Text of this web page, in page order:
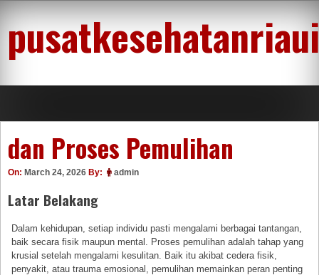
content
dan Proses Pemulihan
On: March 24, 2026 By: admin
Latar Belakang
Dalam kehidupan, setiap individu pasti mengalami berbagai tantangan,
baik secara fisik maupun mental. Proses pemulihan adalah tahap yang
krusial setelah mengalami kesulitan. Baik itu akibat cedera fisik,
penyakit, atau trauma emosional, pemulihan memainkan peran penting